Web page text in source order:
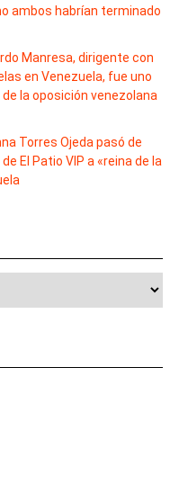
ambos habrían terminado
Manresa, dirigente con
en Venezuela, fue uno
la oposición venezolana
Torres Ojeda pasó de
El Patio VIP a «reina de la